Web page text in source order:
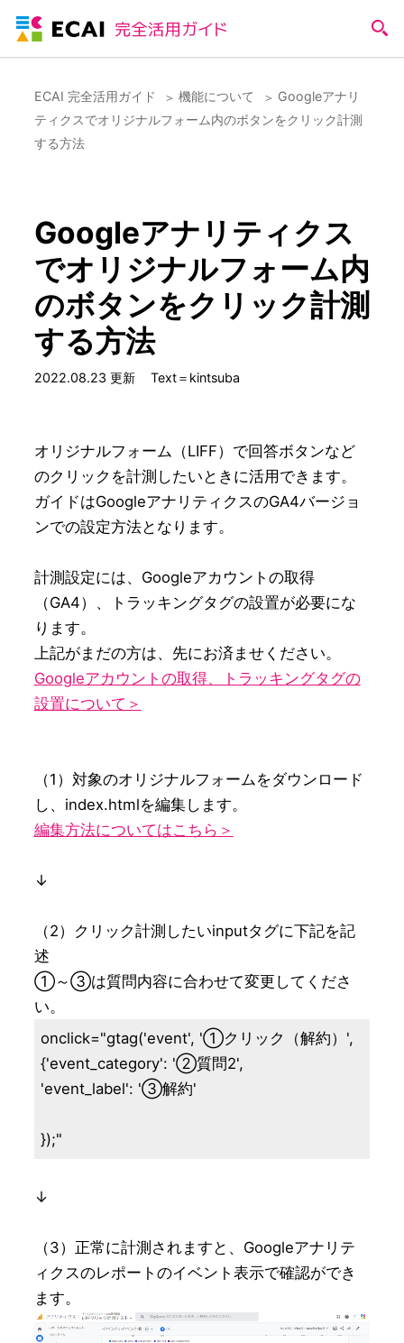
ECAI 完全活用ガイド 機能について
Googleアナリ
ティクスでオリジナルフォーム内のボタンをクリック計測
する方法
Googleアナリティクス
でオリジナルフォーム内
のボタンをクリック計測
する方法
2022.08.23 更新 Text＝kintsuba
オリジナルフォーム（LIFF）で回答ボタンなど
のクリックを計測したいときに活用できます。
ガイドはGoogleアナリティクスのGA4バージョ
ンでの設定方法となります。
計測設定には、Googleアカウントの取得
（GA4）、トラッキングタグの設置が必要にな
ります。
Googleアカウントの取得、トラッキングタグの
設置について＞
（1）対象のオリジナルフォームをダウンロード
編集方法についてはこちら＞
↓
（2）クリック計測したいinputタグに下記を記
述
①～③は質問内容に合わせて変更してくださ
い。
onclick="gtag('event', '①クリック（解約）',
{'event_category': '②質問2',
'event_label': '③解約'
});"
↓
（3）正常に計測されますと、Googleアナリテ
ィクスのレポートのイベント表示で確認ができ
ます。